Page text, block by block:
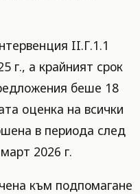
II.Г.1.1
г., а крайният срок
беше 18
оценка на всички
в периода след
2026 г.
към подпомагане